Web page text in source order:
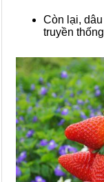
Còn lại,
truyền